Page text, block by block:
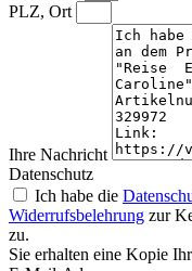
PLZ, Ort
Ihre Nachricht
Datenschutz
Ich habe die
Widerrufsbelehrung zur
zu.
Sie erhalten eine Kopie